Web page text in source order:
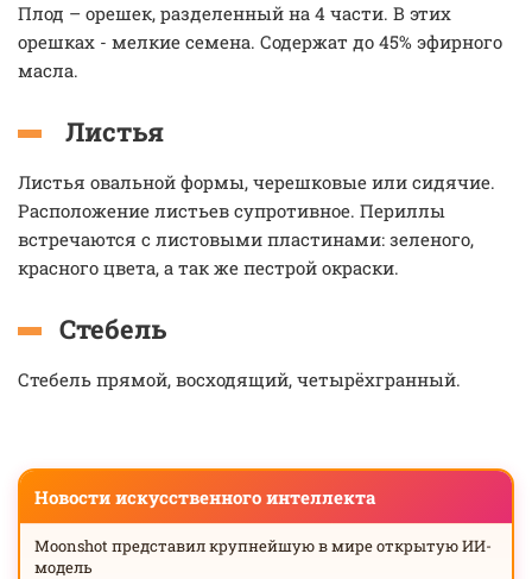
Плод – орешек, разделенный на 4 части. В этих
орешках - мелкие семена. Содержат до 45% эфирного
масла.
Листья
Листья овальной формы, черешковые или сидячие.
Расположение листьев супротивное. Периллы
встречаются с листовыми пластинами: зеленого,
красного цвета, а так же пестрой окраски.
Стебель
Стебель прямой, восходящий, четырёхгранный.
Новости искусственного интеллекта
Moonshot представил крупнейшую в мире открытую ИИ-
модель